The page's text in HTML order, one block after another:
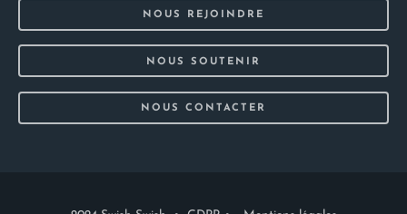
NOUS REJOINDRE
NOUS SOUTENIR
NOUS CONTACTER